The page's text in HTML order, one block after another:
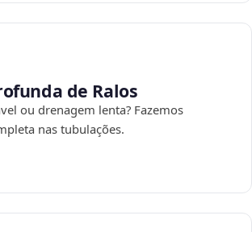
de Ralos
ou drenagem lenta? Fazemos
nas tubulações.